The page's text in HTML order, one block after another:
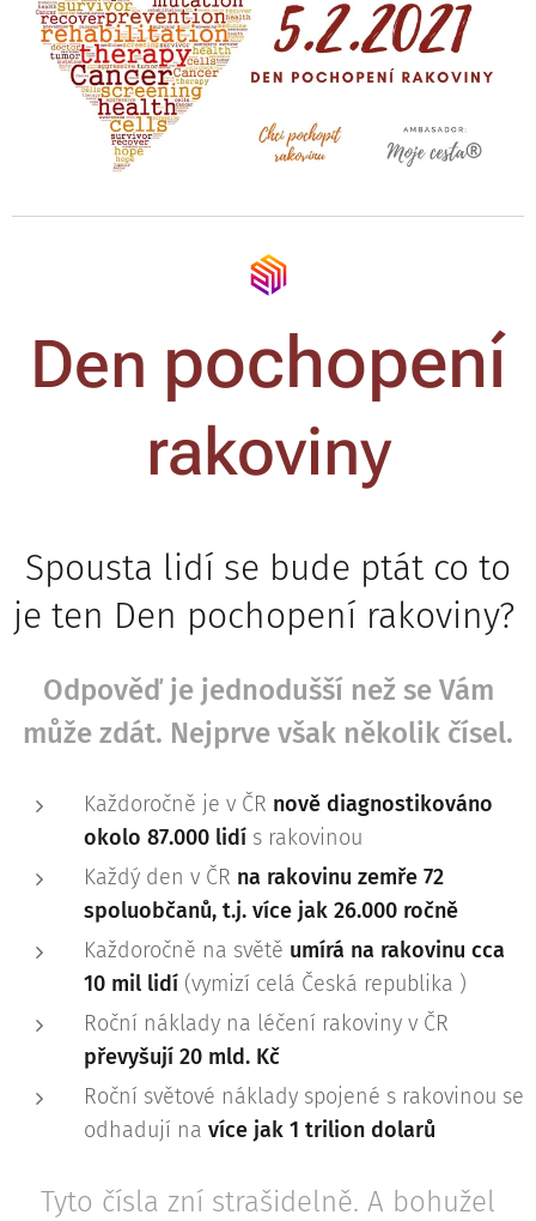
Den pochopení
rakoviny
Spousta lidí se bude ptát co to
je ten Den pochopení rakoviny?
Odpověď je jednodušší než se Vám
může zdát. Nejprve však několik čísel.
Každoročně je v ČR nově diagnostikováno
okolo 87.000 lidí s rakovinou
Každý den v ČR na rakovinu zemře 72
spoluobčanů, t.j. více jak 26.000 ročně
Každoročně na světě umírá na rakovinu cca
10 mil lidí (vymizí celá Česká republika )
Roční náklady na léčení rakoviny v ČR
převyšují 20 mld. Kč
Roční světové náklady spojené s rakovinou se
odhadují na více jak 1 trilion dolarů
Tyto čísla zní strašidelně. A bohužel